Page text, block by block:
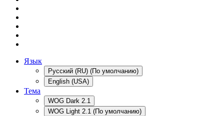
Язык
Русский (RU) (По умолчанию)
English (USA)
Тема
WOG Dark 2.1
WOG Light 2.1 (По умолчанию)